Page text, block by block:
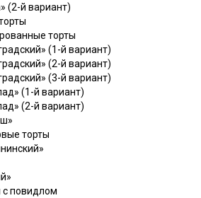
(2-й вариант)
торты
(1-й вариант)
(2-й вариант)
(3-й вариант)
(1-й вариант)
(2-й вариант)
торты
с повидлом